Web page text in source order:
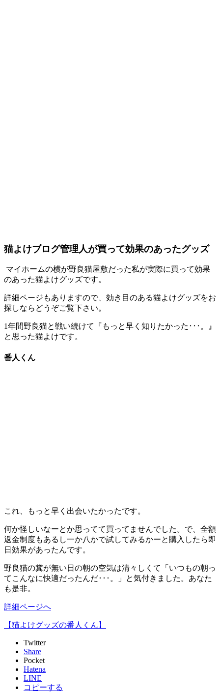
猫よけブログ管理人が買って効果のあったグッズ
マイホームの横が野良猫屋敷だった私が実際に買って効果
のあった猫よけグッズです。
詳細ページもありますので、効き目のある猫よけグッズをお
探しならどうぞご覧下さい。
1年間野良猫と戦い続けて『もっと早く知りたかった･･･。』
と思った猫よけです。
番人くん
これ、もっと早く出会いたかったです。
何か怪しいなーとか思ってて買ってませんでした。で、全額
返金制度もあるし一か八かで試してみるかーと購入したら即
日効果があったんです。
野良猫の糞が無い日の朝の空気は清々しくて「いつもの朝っ
てこんなに快適だったんだ･･･。」と気付きました。あなた
も是非。
詳細ページへ
【猫よけグッズの番人くん】
Twitter
Share
Pocket
Hatena
LINE
コピーする